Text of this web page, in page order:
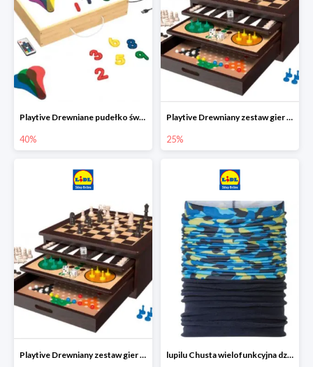
Playtive Drewniane pudełko świetlne MONTESSORI
40%
Playtive Drewniany zestaw gier 10 w 1
25%
Playtive Drewniany zestaw gier 10 w 1 lupilu Chusta wielofunkcyjna dziecięca